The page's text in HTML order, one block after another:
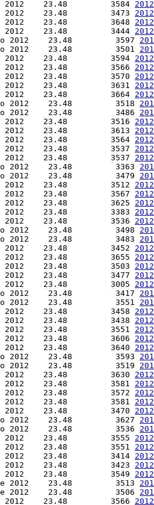
2012    23.48         3584
2012    23.48         3473
2012    23.48         3648
2012    23.48         3444
2012    23.48         3597
2012    23.48         3501
2012    23.48         3594
2012    23.48         3566
2012    23.48         3570
2012    23.48         3631
2012    23.48         3664
2012    23.48         3518
2012    23.48         3486
2012    23.48         3516
2012    23.48         3613
2012    23.48         3564
2012    23.48         3537
2012    23.48         3537
2012    23.48         3363
2012    23.48         3479
2012    23.48         3512
2012    23.48         3567
2012    23.48         3625
2012    23.48         3383
2012    23.48         3536
2012    23.48         3498
2012    23.48         3483
2012    23.48         3452
2012    23.48         3655
2012    23.48         3503
2012    23.48         3477
2012    23.48         3005
2012    23.48         3417
2012    23.48         3551
2012    23.48         3458
2012    23.48         3438
2012    23.48         3551
2012    23.48         3606
2012    23.48         3640
2012    23.48         3593
2012    23.48         3519
2012    23.48         3630
2012    23.48         3581
2012    23.48         3572
2012    23.48         3581
2012    23.48         3470
2012    23.48         3627
2012    23.48         3536
2012    23.48         3555
2012    23.48         3551
2012    23.48         3414
2012    23.48         3423
2012    23.48         3549
2012    23.48         3513
2012    23.48         3506
2012    23.48         3566